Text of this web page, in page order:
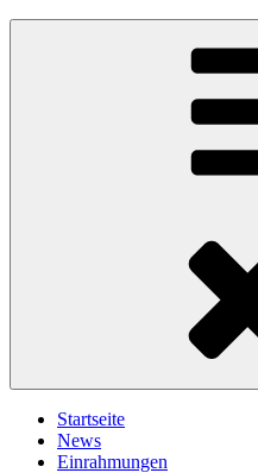
Startseite
News
Einrahmungen